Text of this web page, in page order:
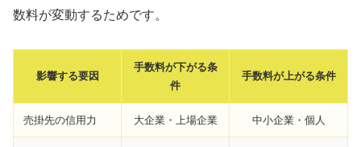
数料が変動するためです。
影響する要因
手数料が下がる条
件
手数料が上がる条件
売掛先の信用力 大企業・上場企業 中小企業・個人